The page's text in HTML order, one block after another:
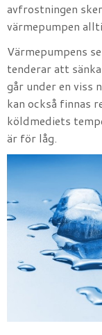
avfrostningen
värmepumpen
Värmepumpens
tenderar att
går under en viss
kan också finnas
köldmediets
är för låg.